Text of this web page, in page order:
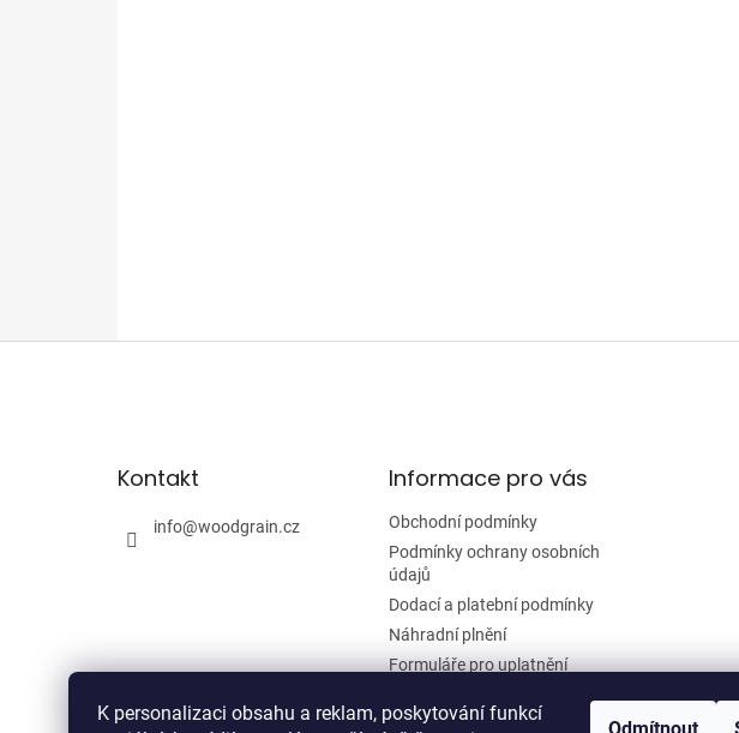
K personalizaci obsahu a reklam, poskytování funkcí
Kontakt
info@woodgrain.cz
Informace pro vás
Obchodní podmínky
Podmínky ochrany osobních
údajů
Dodací a platební podmínky
Náhradní plnění
Formuláře pro uplatnění
smlouvy